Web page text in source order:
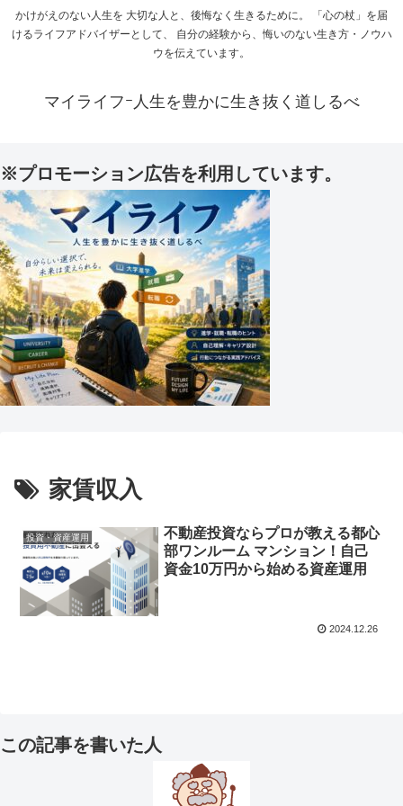
かけがえのない人生を 大切な人と、後悔なく生きるために。 「心の杖」を届
けるライフアドバイザーとして、 自分の経験から、悔いのない生き方・ノウハ
ウを伝えています。
マイライフｰ人生を豊かに生き抜く道しるべ
※プロモーション広告を利用しています。
家賃収入
投資・資産運用
不動産投資ならプロが教える都心
部ワンルーム マンション！自己
資金10万円から始める資産運用
2024.12.26
この記事を書いた人